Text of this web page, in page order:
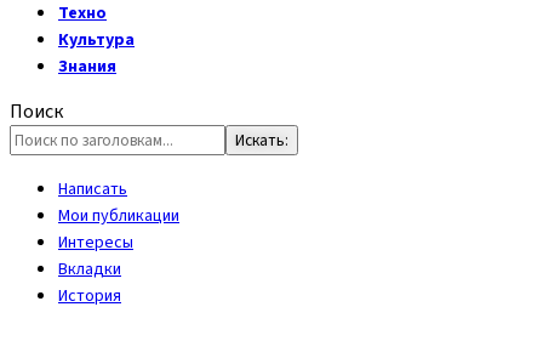
Техно
Культура
Знания
Поиск
Написать
Мои публикации
Интересы
Вкладки
История